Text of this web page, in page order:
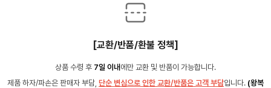
[교환/반품/환불 정책]
상품 수령 후 7일 이내 에만 교환 및 반품이 가능합니다.
제품 하자/파손은 판매자 부담, 단순 변심으로 인한 교환/반품은 고객 부담입니다. (왕복